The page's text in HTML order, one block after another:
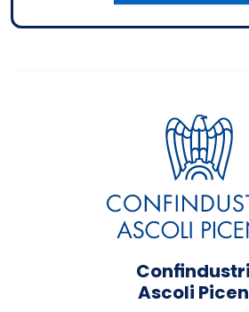
Ascoli